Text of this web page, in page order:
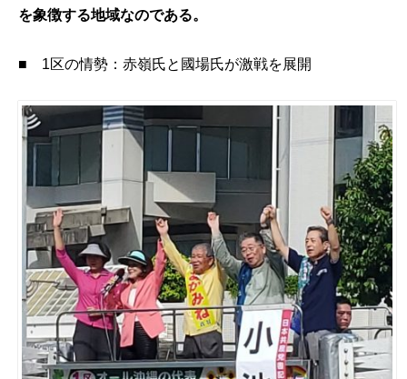
を象徴する地域なのである。
■ 1区の情勢：赤嶺氏と國場氏が激戦を展開